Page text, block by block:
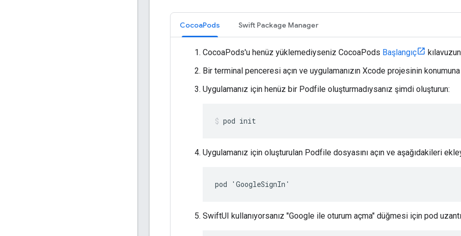
CocoaPods Swift Package Manager
CocoaPods'u henüz yüklemediyseniz CocoaPods Başlangıç
Bir terminal penceresi açın ve uygulamanızın Xcode projesinin
Uygulamanız için henüz bir Podfile oluşturmadıysanız şimdi oluşturun:
pod init
Uygulamanız için oluşturulan Podfile dosyasını açın ve aşağıdakileri
pod 'GoogleSignIn'
SwiftUI kullanıyorsanız "Google ile oturum açma" düğmesi için pod